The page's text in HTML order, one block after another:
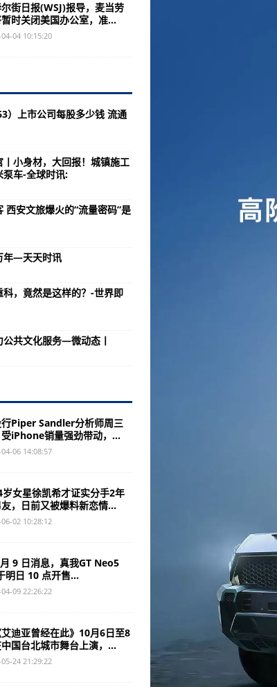
年07月06日）2023年7月输日食品违反日本食品卫生法情况（7月6日更新
6233（产品评测/产品介绍）
伦药业（002422）上市公司涉及概念有哪些 流通股为11.72亿
年07月06日）WOAH：多哥发生H5N1型高致病性禽流感疫情-环球视点!
粮资本（002423）上市公司每股多少钱 流通股为23.04亿
年07月06日）澳新就来自转基因里氏木霉的果聚糖酶作为加工助剂进行
Ovi套件（功能简介/版本信息）
州百灵（002424）上市公司每股净资产 流通股为12.01亿
年07月06日）欧盟通报我国出口密胺塑料杯不合格-天天实时:
撒文化（002425）上市公司涉及概念有哪些 流通股为9.56亿
年07月05日）美国农业部动植物卫生检验局宣布一项转基因苹果符合豁免
尤夫（002427）上市公司每股净资产 流通股为9.83亿
2630（外观设计/基本参数/其他信息）
年07月07日）2023年度云南省科学技术奖提名受理情况公示 食品领域有
年07月07日）2023年度江苏省科技计划专项资金（创新支撑计划乡村产
日报(WSJ)报导，麦当劳
时关闭美国办公室，准...
04 10:15:20
）上市公司每股多少钱 流通
小身材，大回报！城镇施工
车-全球时讯:
西安文旅爆火的“流量密码”是
年—天天时讯
，竟然是这样的？-世界即
共文化服务—微动态丨
Sandler分析师周三
iPhone销量强劲带动，...
06 14:08:57
星徐凯希才证实分手2年
，日前又被爆料新恋情...
02 10:28:12
日消息，真我GT Neo5
明日 10 点开售...
09 22:26:22
亚曾经在此》10月6日至8
国台北城市舞台上演，...
24 21:29:22